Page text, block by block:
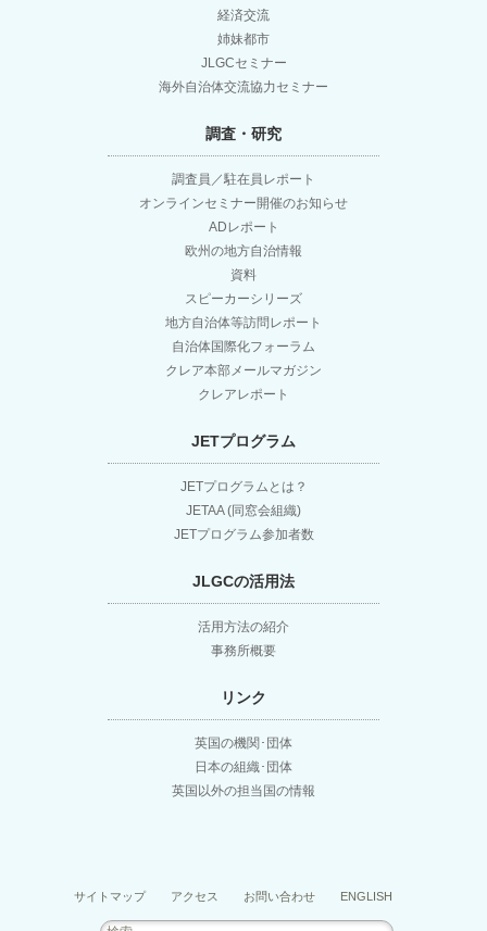
経済交流
姉妹都市
JLGCセミナー
海外自治体交流協力セミナー
調査・研究
調査員／駐在員レポート
オンラインセミナー開催のお知らせ
ADレポート
欧州の地方自治情報
資料
スピーカーシリーズ
地方自治体等訪問レポート
自治体国際化フォーラム
クレア本部メールマガジン
クレアレポート
JETプログラム
JETプログラムとは？
JETAA (同窓会組織)
JETプログラム参加者数
JLGCの活用法
活用方法の紹介
事務所概要
リンク
英国の機関･団体
日本の組織･団体
英国以外の担当国の情報
サイトマップ アクセス お問い合わせ ENGLISH